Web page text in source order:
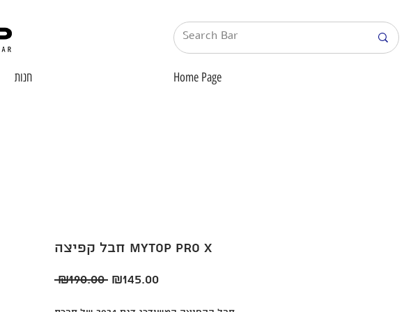
Home Page חנות
חבל קפיצה MYTOP PRO X
₪190.00 Regular
₪145.00Sale